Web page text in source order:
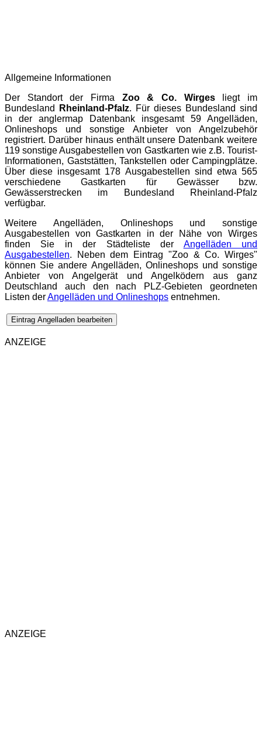
Allgemeine Informationen
Der Standort der Firma Zoo & Co. Wirgesliegt im
Bundesland
Rheinland-Pfalz. Für dieses Bundesland sind
in der anglermap Datenbank insgesamt 59 Angelläden,
Onlineshops und sonstige Anbieter von Angelzubehör
registriert. Darüber hinaus enthält unsere Datenbank weitere
119 sonstige Ausgabestellen von Gastkarten wie z.B. Tourist-
Informationen, Gaststätten, Tankstellen oder Campingplätze.
Über diese insgesamt 178 Ausgabestellen sind etwa 565
verschiedene Gastkarten für Gewässer bzw.
Gewässerstrecken im Bundesland Rheinland-Pfalz
verfügbar.
Weitere Angelläden, Onlineshops und sonstige
Ausgabestellen von Gastkarten in der Nähe von Wirges
finden Sie in der Städteliste der Angelläden und
Ausgabestellen. Neben dem Eintrag "Zoo & Co. Wirges"
können Sie andere Angelläden, Onlineshops und sonstige
Anbieter von Angelgerät und Angelködern aus ganz
Deutschland auch den nach PLZ-Gebieten geordneten
Listen derAngelläden und Onlineshops entnehmen.
Eintrag Angelladen bearbeiten
ANZEIGE
ANZEIGE